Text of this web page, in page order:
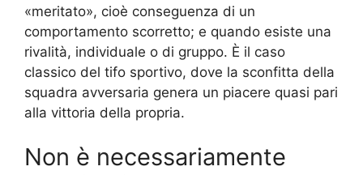
«meritato», cioè conseguenza di un
comportamento scorretto; e quando esiste una
rivalità, individuale o di gruppo. È il caso
classico del tifo sportivo, dove la sconfitta della
squadra avversaria genera un piacere quasi pari
alla vittoria della propria.
Non è necessariamente